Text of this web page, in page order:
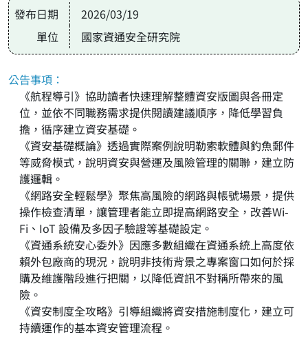
發布日期
2026/03/19
單位
國家資通安全研究院
公告事項：
《航程導引》協助讀者快速理解整體資安版圖與各冊定
位，並依不同職務需求提供閱讀建議順序，降低學習負
擔，循序建立資安基礎。
《資安基礎概論》透過實際案例說明勒索軟體與釣魚郵件
等威脅模式，說明資安與營運及風險管理的關聯，建立防
護邏輯。
《網路安全輕鬆學》聚焦高風險的網路與帳號場景，提供
操作檢查清單，讓管理者能立即提高網路安全，改善Wi-
Fi、IoT 設備及多因子驗證等基礎設定。
《資通系統安心委外》因應多數組織在資通系統上高度依
賴外包廠商的現況，說明非技術背景之專案窗口如何於採
購及維護階段進行把關，以降低資訊不對稱所帶來的風
險。
《資安制度全攻略》引導組織將資安措施制度化，建立可
持續運作的基本資安管理流程。